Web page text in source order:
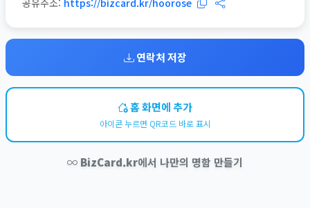
공유주소: https://bizcard.kr/hoorose
연락처 저장
홈 화면에 추가
아이콘 누르면 QR코드 바로 표시
BizCard.kr에서 나만의 명함 만들기